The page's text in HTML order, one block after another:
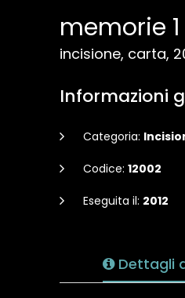
memorie 1
incisione, carta,
Informazioni
Categoria:
Codice: 12002
Eseguita il: 2012
Dettagli